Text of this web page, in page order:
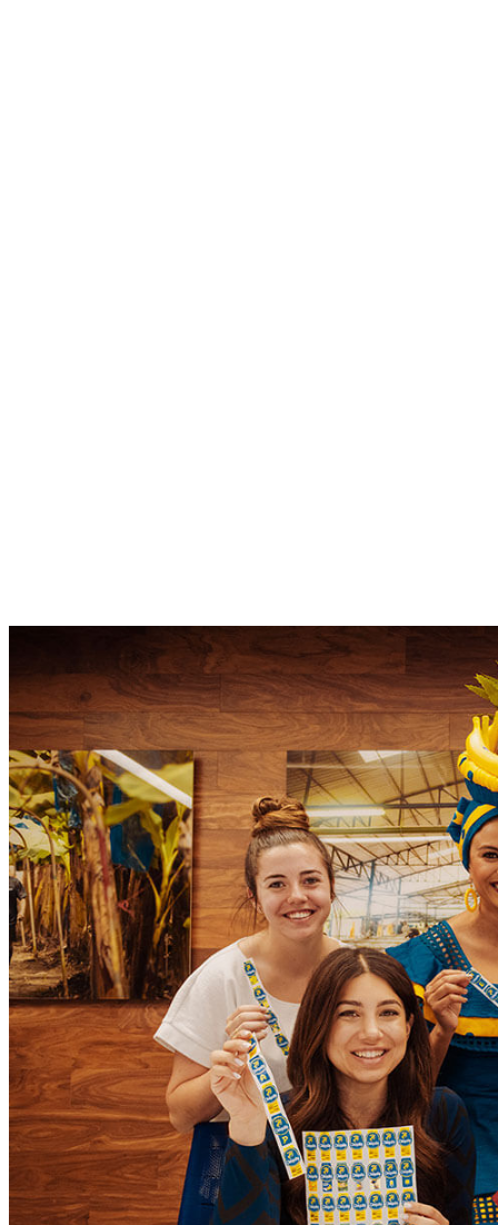
“Wat in 1991 begon als een simpele hobby, is
uitgegroeid tot eenlevenslange passie,” zei Martz.
“Mijn eerste sticker kwam van de “The Perfect
Stocking Stuffer”-campagne van Chiquita Banana en in
de loop der jaren heb ik de reis van het merk gevolgd
en heb ik de verschillende stickerseries in beperkte
oplage verzameld. Het verzamelen van stickers van het
beste superfood is een geweldige activiteit voor
diegenen die als familie of met mensen over de hele
wereld verbinding willen maken, terwijl ze thuis zijn,
want achter elke sticker zit een verhaal dat gedeeld kan
worden.”